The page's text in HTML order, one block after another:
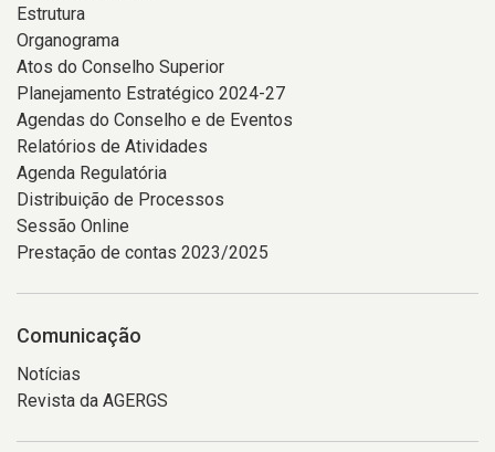
Estrutura
Organograma
Atos do Conselho Superior
Planejamento Estratégico 2024-27
Agendas do Conselho e de Eventos
Relatórios de Atividades
Agenda Regulatória
Distribuição de Processos
Sessão Online
Prestação de contas 2023/2025
Comunicação
Notícias
Revista da AGERGS